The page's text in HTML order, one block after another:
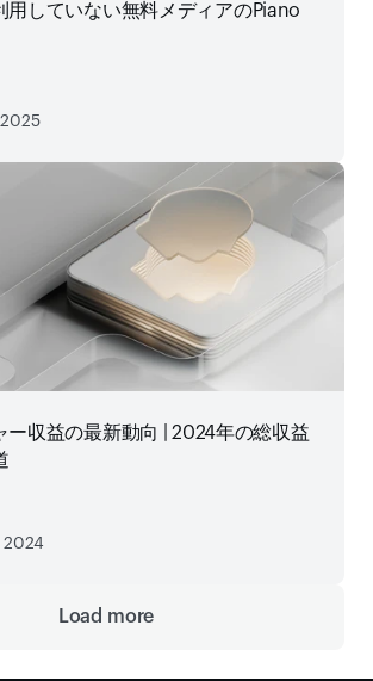
用していない無料メディアのPiano
ー収益の最新動向 | 2024年の総収益
2024
Load more